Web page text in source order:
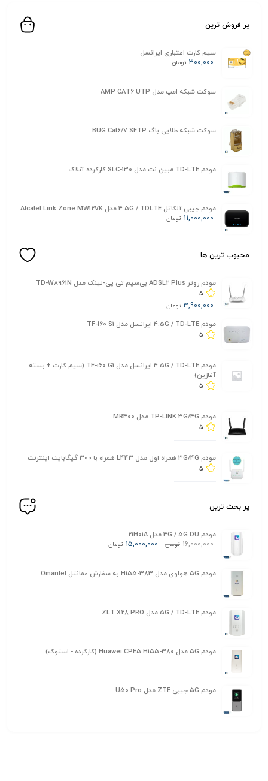
پر فروش ترین
سیم کارت اعتباری ایرانسل
300,000 تومان
سوکت شبکه امپ مدل AMP CAT6 UTP
سوکت شبکه طلایی باگ BUG Cat6/7 SFTP
مودم TD-LTE مبین نت مدل SLC-130 کارکرده آنلاک
مودم جیبی آلکاتل 4.5G / TDLTE مدل Alcatel Link Zone MW12VK
11,000,000 تومان
محبوب ترین ها
مودم روتر ADSL2 Plus بی‌سیم تی پی-لینک مدل TD-W8961N
5
3,900,000 تومان
مودم 4.5G / TD-LTE ایرانسل مدل TF-i60 S1
5
مودم 4.5G / TD-LTE ایرانسل مدل TF-i60 G1 (سیم کارت + بسته
آغازین)
5
مودم TP-LINK 3G/4G مدل MR400
5
مودم 3G/4G همراه اول مدل L443 همراه با 300 گیگابایت اینترنت
5
پر بحث ترین
مودم 4G / 5G DU مدل 21H01A
16,000,000 تومان 15,000,000 تومان
مودم 5G هواوی مدل H155-383 به سفارش عمانتل Omantel
مودم 5G / TD-LTE مدل ZLT X28 PRO
مودم 5G مدل Huawei CPE5 H155-380 (کارکرده - استوک)
مودم 5G جیبی ZTE مدل U50 Pro